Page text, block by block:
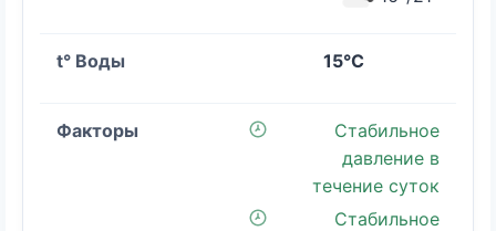
15°C
Стабильное
давление в
течение суток
Стабильное